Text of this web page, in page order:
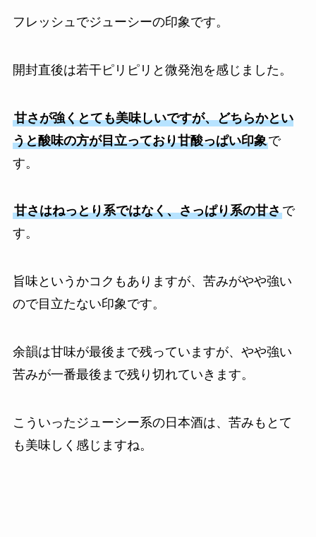
フレッシュでジューシーの印象です。
開封直後は若干ピリピリと微発泡を感じました。
甘さが強くとても美味しいですが、どちらかとい
うと酸味の方が目立っており甘酸っぱい印象で
す。
甘さはねっとり系ではなく、さっぱり系の甘さで
す。
旨味というかコクもありますが、苦みがやや強い
ので目立たない印象です。
余韻は甘味が最後まで残っていますが、やや強い
苦みが一番最後まで残り切れていきます。
こういったジューシー系の日本酒は、苦みもとて
も美味しく感じますね。